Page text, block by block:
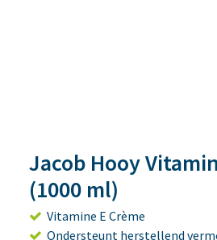
Jacob Hooy
(1000 ml)
Vitamine E Crème
Ondersteunt herstellend